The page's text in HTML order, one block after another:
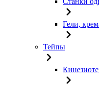
Гели,
Тейпы